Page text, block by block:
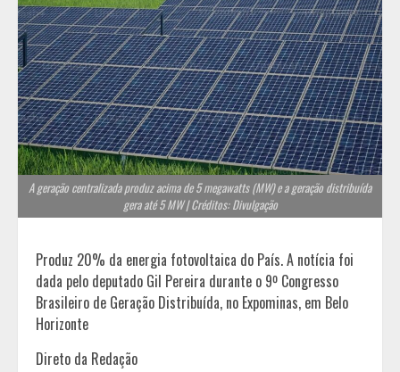
A geração centralizada produz acima de 5 megawatts (MW) e a geração distribuída
gera até 5 MW | Créditos: Divulgação
Produz 20% da energia fotovoltaica do País. A notícia foi
dada pelo deputado Gil Pereira durante o 9º Congresso
Brasileiro de Geração Distribuída, no Expominas, em Belo
Horizonte
Direto da Redação